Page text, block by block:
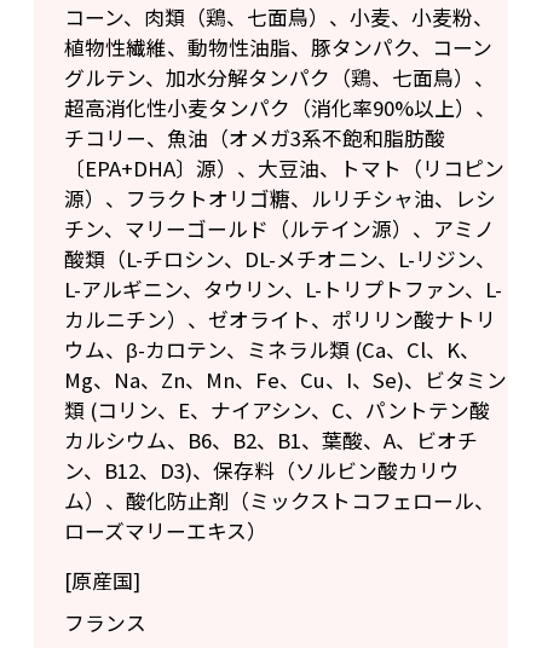
コーン、肉類（鶏、七面鳥）、小麦、小麦粉、
植物性繊維、動物性油脂、豚タンパク、コーン
グルテン、加水分解タンパク（鶏、七面鳥）、
超高消化性小麦タンパク（消化率90%以上）、
チコリー、魚油（オメガ3系不飽和脂肪酸
〔EPA+DHA〕源）、大豆油、トマト（リコピン
源）、フラクトオリゴ糖、ルリチシャ油、レシ
チン、マリーゴールド（ルテイン源）、アミノ
酸類（L-チロシン、DL-メチオニン、L-リジン、
L-アルギニン、タウリン、L-トリプトファン、L-
カルニチン）、ゼオライト、ポリリン酸ナトリ
ウム、β-カロテン、ミネラル類 (Ca、Cl、K、
Mg、Na、Zn、Mn、Fe、Cu、I、Se)、ビタミン
類 (コリン、E、ナイアシン、C、パントテン酸
カルシウム、B6、B2、B1、葉酸、A、ビオチ
ン、B12、D3)、保存料（ソルビン酸カリウ
ム）、酸化防止剤（ミックストコフェロール、
ローズマリーエキス）
[原産国]
フランス